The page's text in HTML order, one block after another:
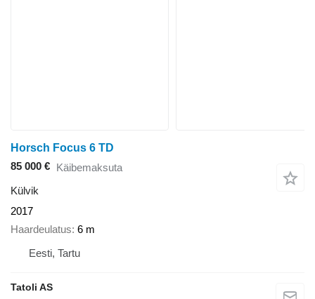
Horsch Focus 6 TD
85 000 € Käibemaksuta
Külvik
2017
Haardeulatus 6 m
Eesti, Tartu
Tatoli AS